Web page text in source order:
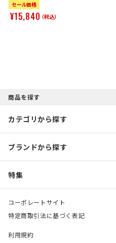
セール価格
¥15,840（税込）
商品を探す
カテゴリから探す
ブランドから探す
特集
コーポレートサイト
特定商取引法に基づく表記
利用規約